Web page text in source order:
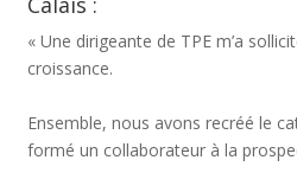
« Une dirigeante de TPE m’a
croissance.
Ensemble, nous avons recréé le
formé un collaborateur à la